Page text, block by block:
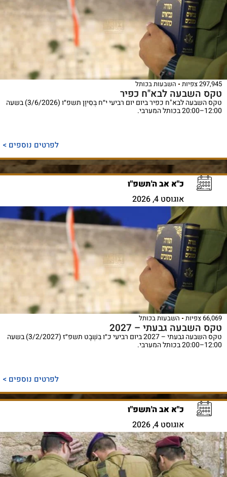
297,945 צפיות השבעות בכותל
טקס השבעה לבא"ח כפיר
טקס השבעה לבא"ח כפיר ביום יום רביעי י״ח בְּסִיוָן תשפ״ו (3/6/2026) בשעה
12:00–20:00 בכותל המערבי.
לפרטים נוספים >
כ"א אב ה'תשפ"ו
אוגוסט 4, 2026
66,069 צפיות השבעות בכותל
טקס השבעה גבעתי – 2027
טקס השבעה גבעתי – 2027 ביום רביעי כ״ו בִּשְׁבָט תשפ״ז (3/2/2027) בשעה
12:00–20:00 בכותל המערבי.
לפרטים נוספים >
כ"א אב ה'תשפ"ו
אוגוסט 4, 2026